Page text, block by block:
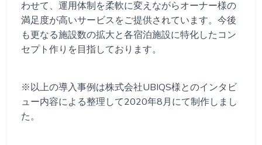
わせて、運用体制を柔軟に変えながらオーナー様の
満足度が高いサービスをご提供されています。今後
も更なる施設数の拡大と各宿泊施設に特化したコン
セプト作りを目指しております。
※以上の導入事例は株式会社UBIQS様とのインタビ
ュー内容による整理して2020年8月にて制作しまし
た。